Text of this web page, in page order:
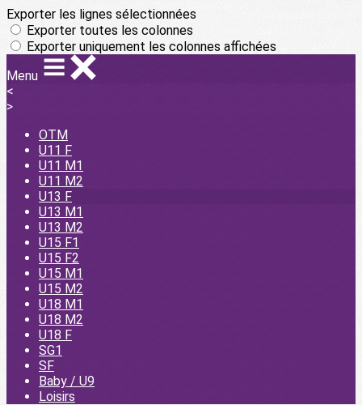
Exporter les lignes sélectionnées
Exporter toutes les colonnes
Exporter uniquement les colonnes affichées
Menu
<
>
OTM
U11 F
U11 M1
U11 M2
U13 F
U13 M1
U13 M2
U15 F1
U15 F2
U15 M1
U15 M2
U18 M1
U18 M2
U18 F
SG1
SF
Baby / U9
Loisirs